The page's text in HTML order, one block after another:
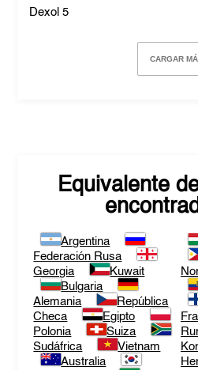
Dexol 5
CARGAR
Equivalente
Argentina
Federación Rusa
Georgia
Kuwait
Bulgaria
Alemania
República
Checa
Egipto
Polonia
Suiza
Sudáfrica
Vietnam
Australia